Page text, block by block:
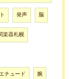
発声 脳
楽器札幌
チュード 腕